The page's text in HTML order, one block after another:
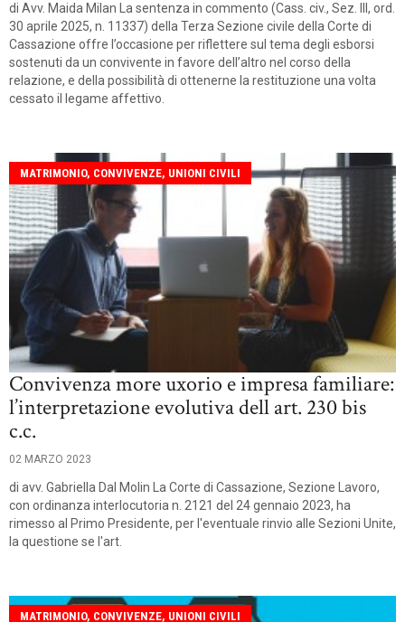
di Avv. Maida Milan La sentenza in commento (Cass. civ., Sez. III, ord.
30 aprile 2025, n. 11337) della Terza Sezione civile della Corte di
Cassazione offre l’occasione per riflettere sul tema degli esborsi
sostenuti da un convivente in favore dell’altro nel corso della
relazione, e della possibilità di ottenerne la restituzione una volta
cessato il legame affettivo.
MATRIMONIO, CONVIVENZE, UNIONI CIVILI
Convivenza more uxorio e impresa familiare:
l’interpretazione evolutiva dell art. 230 bis
c.c.
02 MARZO 2023
di avv. Gabriella Dal Molin La Corte di Cassazione, Sezione Lavoro,
con ordinanza interlocutoria n. 2121 del 24 gennaio 2023, ha
rimesso al Primo Presidente, per l'eventuale rinvio alle Sezioni Unite,
la questione se l'art.
MATRIMONIO, CONVIVENZE, UNIONI CIVILI